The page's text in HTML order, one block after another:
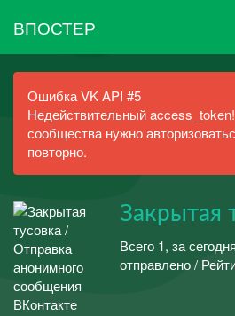
ВПОСТЕР
Ошибка VK API #5
Недействительный
сообщества нужно
повторно.
Закрытая
Всего 1, за
отправлено /